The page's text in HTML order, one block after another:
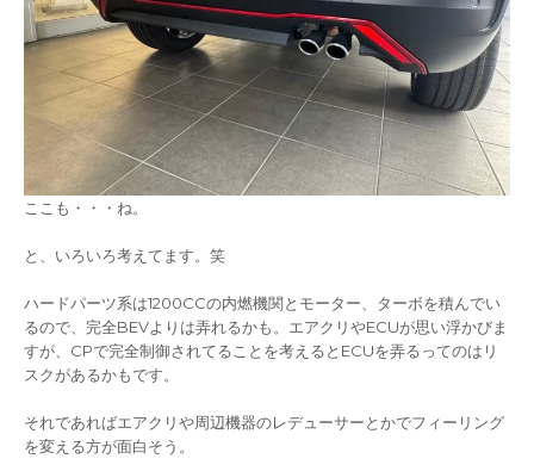
ここも・・・ね。
と、いろいろ考えてます。笑
ハードパーツ系は1200CCの内燃機関とモーター、ターボを積んでい
るので、完全BEVよりは弄れるかも。エアクリやECUが思い浮かびま
すが、CPで完全制御されてることを考えるとECUを弄るってのはリ
スクがあるかもです。
それであればエアクリや周辺機器のレデューサーとかでフィーリング
を変える方が面白そう。